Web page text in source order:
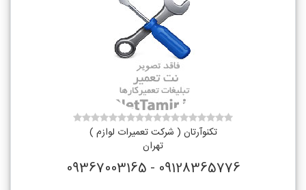
تکنوآرتان ( شرکت تعمیرات لوازم )
تهران
09128365776 - 09367003165